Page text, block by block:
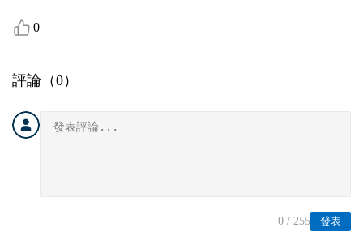
0
評論（0）
發表
0 / 255